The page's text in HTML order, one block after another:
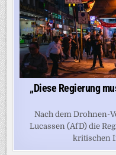
„Diese Regierung
Nach dem Drohnen-
Lucassen (AfD) die
kritischen